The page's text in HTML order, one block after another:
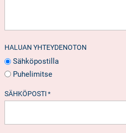
HALUAN YHTEYDENOTON
Sähköpostilla
Puhelimitse
SÄHKÖPOSTI *